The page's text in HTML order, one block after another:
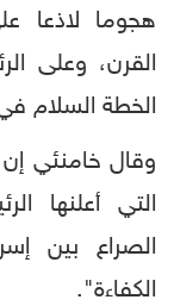
هجوما لاذعا
القرن، وعلى
الخطة السلام
وقال خامنئي إن
التي أعلنها
الصراع بين
الكفاءة".